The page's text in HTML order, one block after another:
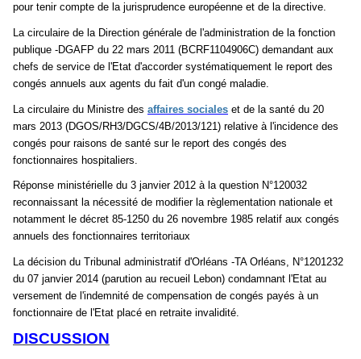
pour tenir compte de la jurisprudence européenne et de la directive.
La circulaire de la Direction générale de l'administration de la fonction
publique -DGAFP du 22 mars 2011 (BCRF1104906C) demandant aux
chefs de service de l'Etat d'accorder systématiquement le report des
congés annuels aux agents du fait d'un congé maladie.
La circulaire du Ministre des affaires sociales et de la santé du 20
mars 2013 (DGOS/RH3/DGCS/4B/2013/121) relative à l'incidence des
congés pour raisons de santé sur le report des congés des
fonctionnaires hospitaliers.
Réponse ministérielle du 3 janvier 2012 à la question N°120032
reconnaissant la nécessité de modifier la règlementation nationale et
notamment le décret 85-1250 du 26 novembre 1985 relatif aux congés
annuels des fonctionnaires territoriaux
La décision du Tribunal administratif d'Orléans -TA Orléans, N°1201232
du 07 janvier 2014 (parution au recueil Lebon) condamnant l'Etat au
versement de l'indemnité de compensation de congés payés à un
fonctionnaire de l'Etat placé en retraite invalidité.
DISCUSSION